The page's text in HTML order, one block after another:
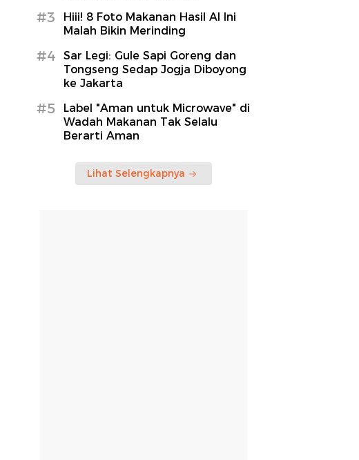
#3
Hiii! 8 Foto Makanan Hasil AI Ini
Malah Bikin Merinding
#4
Sar Legi: Gule Sapi Goreng dan
Tongseng Sedap Jogja Diboyong
ke Jakarta
#5
Label "Aman untuk Microwave" di
Wadah Makanan Tak Selalu
Berarti Aman
Lihat Selengkapnya